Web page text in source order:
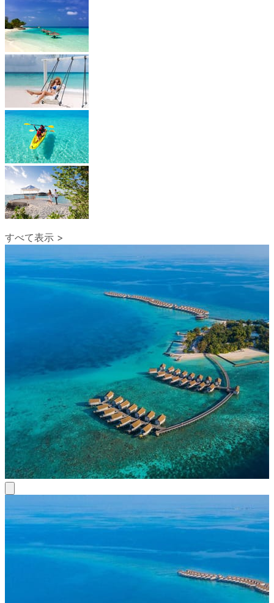
すべて表示 >